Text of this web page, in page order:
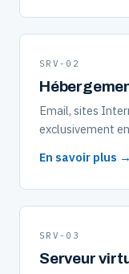
SRV-02
Email, sites
exclusivement
En savoir plus →
SRV-03
Serveur